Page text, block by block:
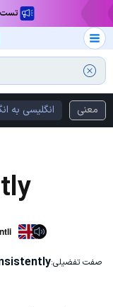
تست
معنی انگلیسی به
صفت تفضیلی: